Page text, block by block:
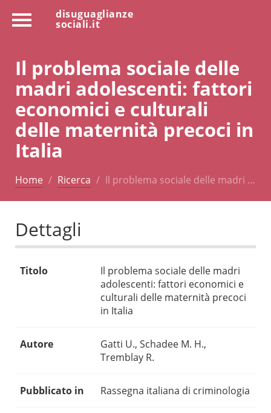
disuguaglianze
sociali.it
Il problema sociale delle
madri adolescenti: fattori
economici e culturali
delle maternità precoci in
Italia
Home Ricerca Il problema sociale delle madri …
Dettagli
Titolo
Il problema sociale delle madri
adolescenti: fattori economici e
culturali delle maternità precoci
in Italia
Autore
Gatti U., Schadee M. H.,
Tremblay R.
Pubblicato in Rassegna italiana di criminologia